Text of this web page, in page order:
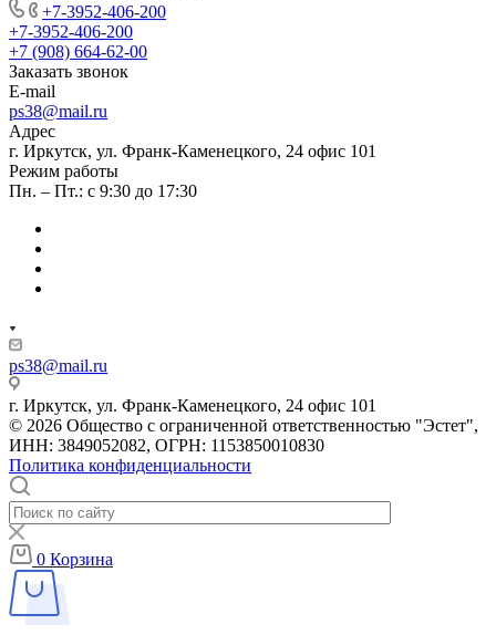
+7-3952-406-200
+7-3952-406-200
+7 (908) 664-62-00
Заказать звонок
E-mail
ps38@mail.ru
Адрес
г. Иркутск, ул. Франк-Каменецкого, 24 офис 101
Режим работы
Пн. – Пт.: с 9:30 до 17:30
ps38@mail.ru
г. Иркутск, ул. Франк-Каменецкого, 24 офис 101
© 2026 Общество с ограниченной ответственностью "Эстет",
ИНН: 3849052082, ОГРН: 1153850010830
Политика конфиденциальности
0 Корзина